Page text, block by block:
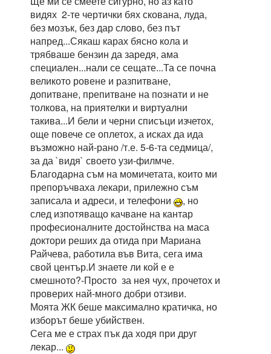
видях 2-те чертички бях скована, луда,
без мозък, без дар слово, без път
напред...Сякаш карах бясно кола и
трябваше бензин да заредя, ама
специален...нали се сещате...Та се почна
великото ровене и разпитване,
допитване, препитване на познати и не
толкова, на приятелки и виртуални
такива...И бели и черни списъци изчетох,
още повече се оплетох, а исках да ида
възможно най-рано /т.е. 5-6-та седмица/,
за да `видя` своето узи-филмче.
Благодарна съм на момичетата, които ми
препоръчваха лекари, прилежно съм
записала и адреси, и телефони
, но
след изпотяващо качване на кантар
професионалните достойнства на маса
доктори реших да отида при Мариана
Райчева, работила във Вита, сега има
свой център.И знаете ли кой е е
смешното?-Просто за нея чух, прочетох и
проверих най-много добри отзиви.
Моята ЖК беше максимално кратичка, но
изборът беше убийствен.
Сега ме е страх пък да ходя при друг
лекар...